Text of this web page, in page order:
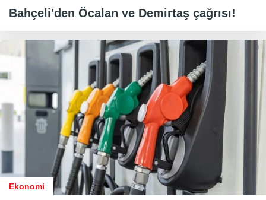
Bahçeli'den Öcalan ve Demirtaş çağrısı!
Ekonomi